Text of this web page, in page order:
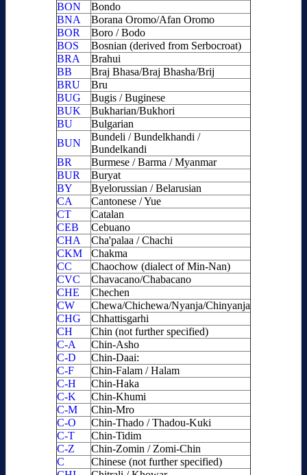
BON
Bondo
BNA
Borana Oromo/Afan Oromo
BOR
Boro / Bodo
BOS
Bosnian (derived from Serbocroat)
BRA
Brahui
BB
Braj Bhasa/Braj Bhasha/Brij
BRU
Bru
BUG
Bugis / Buginese
BUK
Bukharian/Bukhori
BU
Bulgarian
BUN
Bundeli / Bundelkhandi /
Bundelkandi
BR
Burmese / Barma / Myanmar
BUR
Buryat
BY
Byelorussian / Belarusian
CA
Cantonese / Yue
CT
Catalan
CEB
Cebuano
CHA
Cha'palaa / Chachi
CKM
Chakma
CC
Chaochow (dialect of Min-Nan)
CVC
Chavacano/Chabacano
CHE
Chechen
CW
Chewa/Chichewa/Nyanja/Chinyanja
CHG
Chhattisgarhi
CH
Chin (not further specified)
C-A
Chin-Asho
C-D
Chin-Daai:
C-F
Chin-Falam / Halam
C-H
Chin-Haka
C-K
Chin-Khumi
C-M
Chin-Mro
C-O
Chin-Thado / Thadou-Kuki
C-T
Chin-Tidim
C-Z
Chin-Zomin / Zomi-Chin
C
Chinese (not further specified)